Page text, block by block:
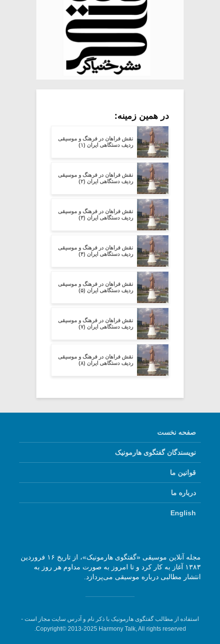
در همین زمینه:
نقش فراهان در فرهنگ و موسیقی
ردیف دستگاهی ایران (۱)
نقش فراهان در فرهنگ و موسیقی
ردیف دستگاهی ایران (۲)
نقش فراهان در فرهنگ و موسیقی
ردیف دستگاهی ایران (۳)
نقش فراهان در فرهنگ و موسیقی
ردیف دستگاهی ایران (۴)
نقش فراهان در فرهنگ و موسیقی
ردیف دستگاهی ایران (۵)
نقش فراهان در فرهنگ و موسیقی
ردیف دستگاهی ایران (۷)
نقش فراهان در فرهنگ و موسیقی
ردیف دستگاهی ایران (۸)
صفحه نخست
نویسندگان گفتگوی هارمونیک
قوانین ما
درباره ما
English
مجله آنلاین موسیقی «گفتگوی هارمونیک»، از تاریخ ۱۶ فروردین
۱۳۸۳ آغاز به کار کرد و تا امروز به صورت مداوم هر روز به
انتشار مطالبی درباره موسیقی می‌پردازد.
استفاده از مطالب گفتگوی هارمونیک با ذکر نام و آدرس سایت مجاز است -
Copyright© 2013-2025 Harmony Talk, All rights reserved.